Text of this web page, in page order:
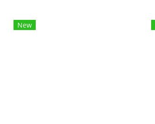
New